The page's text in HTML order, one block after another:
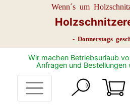
Wenn´s um
- Donnerstags
Wir machen Betriebsurlaub
Anfragen und